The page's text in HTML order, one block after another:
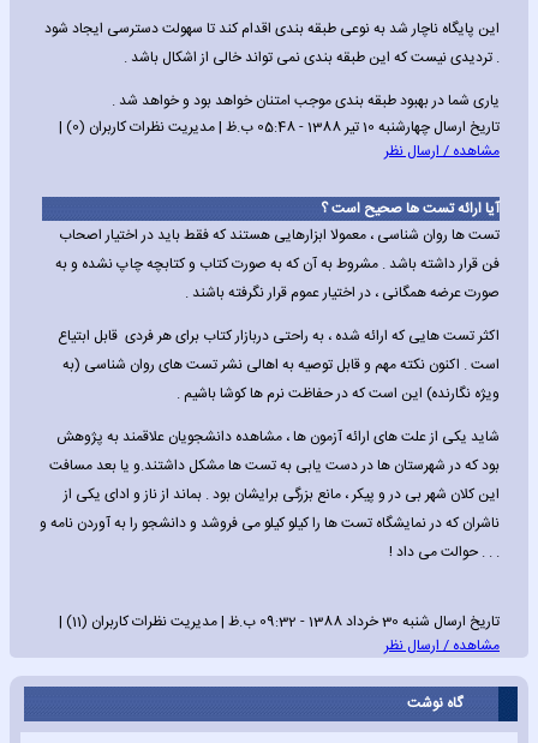
این پایگاه ناچار شد به نوعی طبقه بندی اقدام کند تا سهولت دسترسی ایجاد شود
. تردیدی نیست که این طبقه بندی نمی تواند خالی از اشکال باشد .
یاری شما در بهبود طبقه بندی موجب امتنان خواهد بود و خواهد شد .
تاریخ ارسال چهارشنبه 10 تیر 1388 - 05:48 ب.ظ | مدیریت نظرات کاربران (0) |
مشاهده / ارسال نظر
آیا ارائه تست ها صحیح است ؟
تست ها روان شناسی ، معمولا ابزارهایی هستند که فقط باید در اختیار اصحاب
فن قرار داشته باشد . مشروط به آن که به صورت کتاب و کتابچه چاپ نشده و به
صورت عرضه همگانی ، در اختیار عموم قرار نگرفته باشند .
اکثر تست هایی که ارائه شده ، به راحتی دربازار کتاب برای هر فردی قابل ابتیاع
است . اکنون نکته مهم و قابل توصیه به اهالی نشر تست های روان شناسی (به
ویژه نگارنده) این است که در حفاظت نرم ها کوشا باشیم .
شاید یکی از علت های ارائه آزمون ها ، مشاهده دانشجویان علاقمند به پژوهش
بود که در شهرستان ها در دست یابی به تست ها مشکل داشتند.و یا بعد مسافت
این کلان شهر بی در و پیکر ، مانع بزرگی برایشان بود . بماند از ناز و ادای یکی از
ناشران که در نمایشگاه تست ها را کیلو کیلو می فروشد و دانشجو را به آوردن نامه و
. . . حوالت می داد !
تاریخ ارسال شنبه 30 خرداد 1388 - 09:32 ب.ظ | مدیریت نظرات کاربران (11) |
مشاهده / ارسال نظر
گاه نوشت